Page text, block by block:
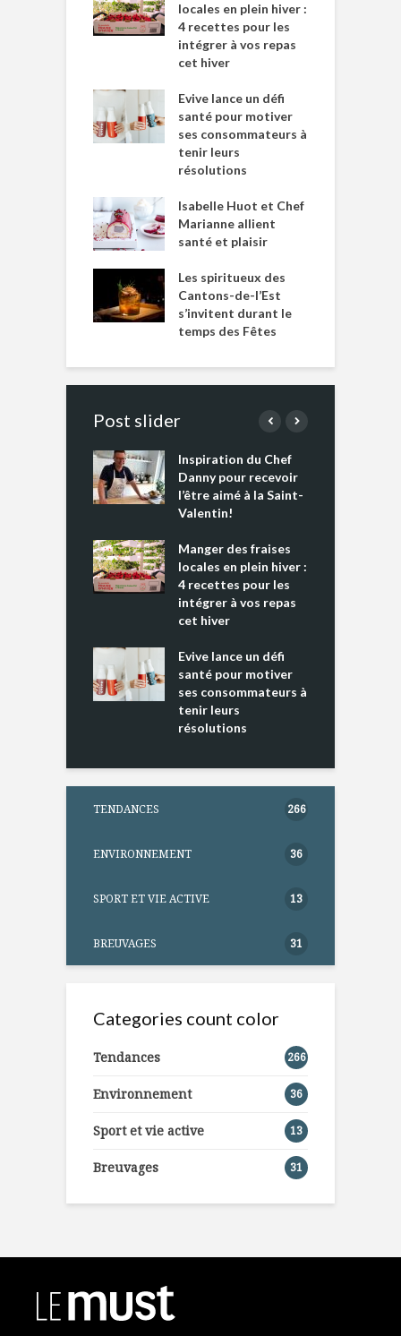
locales en plein hiver :
4 recettes pour les
intégrer à vos repas
cet hiver
Evive lance un défi
santé pour motiver
ses consommateurs à
tenir leurs
résolutions
Isabelle Huot et Chef
Marianne allient
santé et plaisir
Les spiritueux des
Cantons-de-l’Est
s’invitent durant le
temps des Fêtes
Post slider
Inspiration du Chef
Danny pour recevoir
l’être aimé à la Saint-
Valentin!
Manger des fraises
locales en plein hiver :
4 recettes pour les
intégrer à vos repas
cet hiver
Evive lance un défi
santé pour motiver
ses consommateurs à
tenir leurs
résolutions
TENDANCES 266
ENVIRONNEMENT 36
SPORT ET VIE ACTIVE 13
BREUVAGES 31
Categories count color
Tendances 266
Environnement 36
Sport et vie active 13
Breuvages 31